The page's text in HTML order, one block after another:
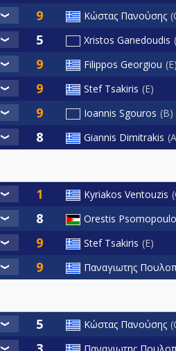
Κώστας Πανούσης
Xristos Ganedoudis
Filippos Georgiou E
Stef Tsakiris E
Ioannis Sgouros B
Giannis Dimitrakis Α
Kyriakos Ventouzis
Orestis
Stef Tsakiris E
Παναγιωτης
Κώστας Πανούσης